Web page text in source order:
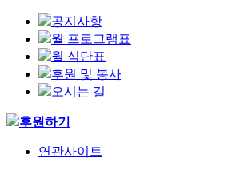
공지사항
월 프로그램표
월 식단표
후원 및 봉사
오시는 길
후원하기
연관사이트